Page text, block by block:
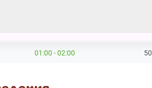
01:00 - 02:00